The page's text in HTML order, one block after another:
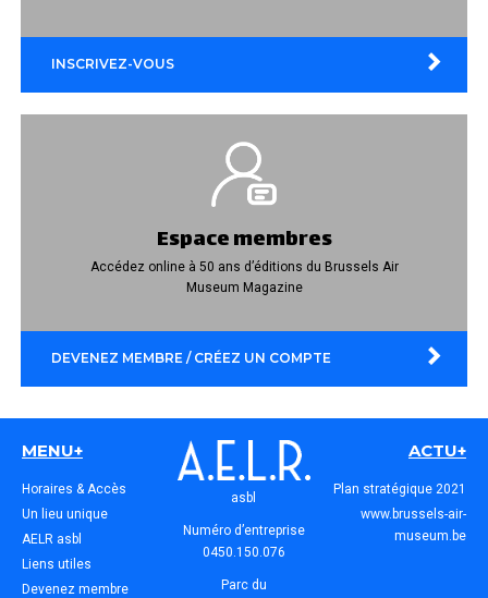
INSCRIVEZ-VOUS
Espace membres
Accédez online à 50 ans d’éditions du Brussels Air
Museum Magazine
DEVENEZ MEMBRE / CRÉEZ UN COMPTE
MENU+
Horaires & Accès
Un lieu unique
AELR asbl
Liens utiles
Devenez membre
asbl
Numéro d’entreprise
0450.150.076
Parc du
ACTU+
Plan stratégique 2021
www.brussels-air-
museum.be